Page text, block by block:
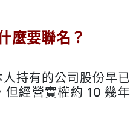
麼要聯名？
人持有的公司股份早已
但經營實權約 10 幾年